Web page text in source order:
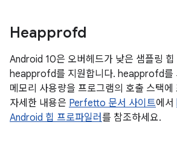
Heapprofd
Android 10은 오버헤드가 낮은 샘플링 힙
heapprofd를 지원합니다. heapprofd를
메모리 사용량을 프로그램의 호출 스택에
자세한 내용은 Perfetto 문서 사이트에서
Android 힙 프로파일러 를 참조하세요.